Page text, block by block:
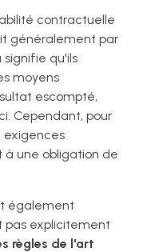
contractuelle
généralement par
signifie qu'ils
moyens
escompté,
Cependant, pour
exigences
une obligation de
également
pas explicitement
règles de l'art